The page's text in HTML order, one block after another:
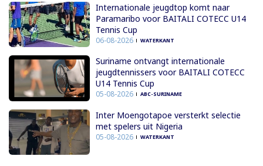
Internationale jeugdtop komt naar
Paramaribo voor BAITALI COTECC U14
Tennis Cup
06-08-2026 WATERKANT
Suriname ontvangt internationale
jeugdtennissers voor BAITALI COTECC
U14 Tennis Cup
05-08-2026 ABC-SURINAME
Inter Moengotapoe versterkt selectie
met spelers uit Nigeria
05-08-2026 WATERKANT